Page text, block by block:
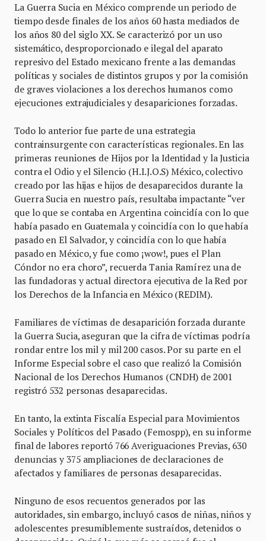
La Guerra Sucia en México comprende un periodo de
tiempo desde finales de los años 60 hasta mediados de
los años 80 del siglo XX. Se caracterizó por un uso
sistemático, desproporcionado e ilegal del aparato
represivo del Estado mexicano frente a las demandas
políticas y sociales de distintos grupos y por la comisión
de graves violaciones a los derechos humanos como
ejecuciones extrajudiciales y desapariciones forzadas.
Todo lo anterior fue parte de una estrategia
contrainsurgente con características regionales. En las
primeras reuniones de Hijos por la Identidad y la Justicia
contra el Odio y el Silencio (H.I.J.O.S) México, colectivo
creado por las hijas e hijos de desaparecidos durante la
Guerra Sucia en nuestro país, resultaba impactante “ver
que lo que se contaba en Argentina coincidía con lo que
había pasado en Guatemala y coincidía con lo que había
pasado en El Salvador, y coincidía con lo que había
pasado en México, y fue como ¡wow!, pues el Plan
Cóndor no era choro”, recuerda Tania Ramírez una de
las fundadoras y actual directora ejecutiva de la Red por
los Derechos de la Infancia en México (REDIM).
Familiares de víctimas de desaparición forzada durante
la Guerra Sucia, aseguran que la cifra de víctimas podría
rondar entre los mil y mil 200 casos. Por su parte en el
Informe Especial sobre el caso que realizó la Comisión
Nacional de los Derechos Humanos (CNDH) de 2001
registró 532 personas desaparecidas.
En tanto, la extinta Fiscalía Especial para Movimientos
Sociales y Políticos del Pasado (Femospp), en su informe
final de labores reportó 766 Averiguaciones Previas, 630
denuncias y 375 ampliaciones de declaraciones de
afectados y familiares de personas desaparecidas.
Ninguno de esos recuentos generados por las
autoridades, sin embargo, incluyó casos de niñas, niños y
adolescentes presumiblemente sustraídos, detenidos o